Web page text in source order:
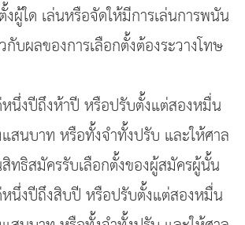
ผู้ใด เล่นหรือจัดให้มีการเล่นการพนัน
บผลของการเลือกตั้งต้องระวางโทษ
นึ่งปีถึงห้าปี หรือปรับตั้งแต่สองหมื่น
สนบาท หรือทั้งจำทั้งปรับ และให้ศาล
ทธิสมัครรับเลือกตั้งของผู้สมัครผู้นั้น
นึ่งปีถึงสิบปี หรือปรับตั้งแต่สองหมื่น